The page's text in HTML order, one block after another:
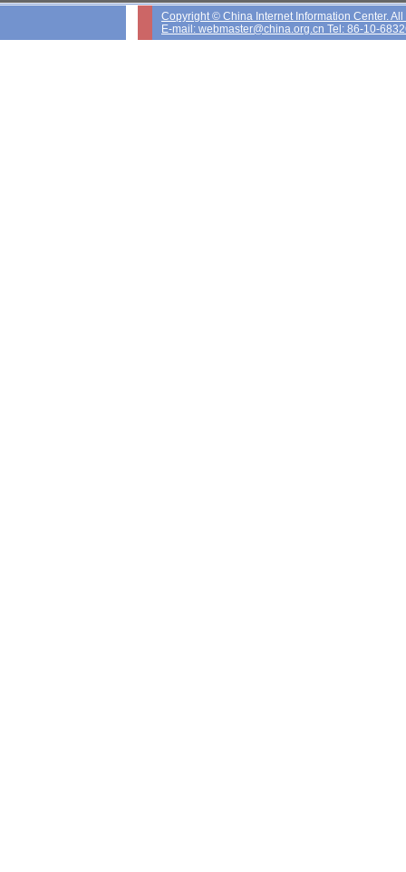
Copyright © China Internet Information Center.
E-mail: webmaster@china.org.cn Tel: 86-10-